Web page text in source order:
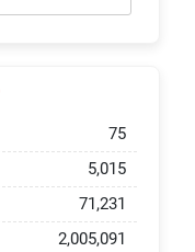
75
5,015
71,231
2,005,091